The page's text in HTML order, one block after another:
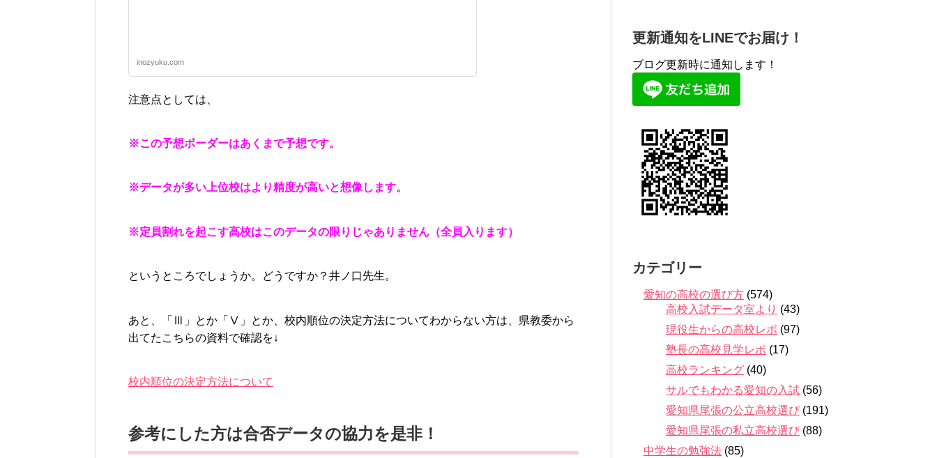
inozyuku.com
注意点としては、
※この予想ボーダーはあくまで予想です。
※データが多い上位校はより精度が高いと想像します。
※定員割れを起こす高校はこのデータの限りじゃありません（全員入ります）
というところでしょうか。どうですか？井ノ口先生。
あと、「Ⅲ」とか「Ⅴ」とか、校内順位の決定方法についてわからない方は、県教委から
出てたこちらの資料で確認を↓
校内順位の決定方法について
参考にした方は合否データの協力を是非！
更新通知をLINEでお届け！
ブログ更新時に通知します！
カテゴリー
愛知の高校の選び方 (574)
高校入試データ室より (43)
現役生からの高校レポ (97)
塾長の高校見学レポ (17)
高校ランキング (40)
サルでもわかる愛知の入試 (56)
愛知県尾張の公立高校選び (191)
愛知県尾張の私立高校選び (88)
中学生の勉強法 (85)